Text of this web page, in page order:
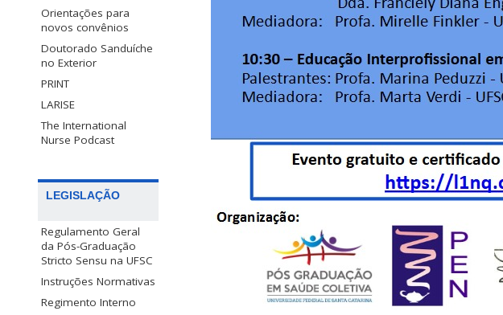
Orientações para
novos convênios
Doutorado Sanduíche
no Exterior
PRINT
LARISE
The International
Nurse Podcast
LEGISLAÇÃO
Regulamento Geral
da Pós-Graduação
Stricto Sensu na UFSC
Instruções Normativas
Regimento Interno